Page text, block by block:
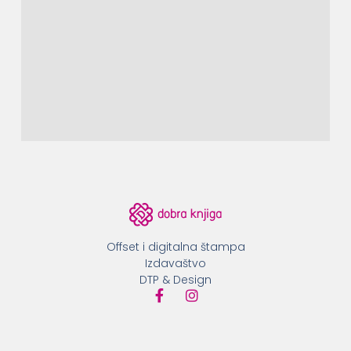
Offset i digitalna štampa
Izdavaštvo
DTP & Design